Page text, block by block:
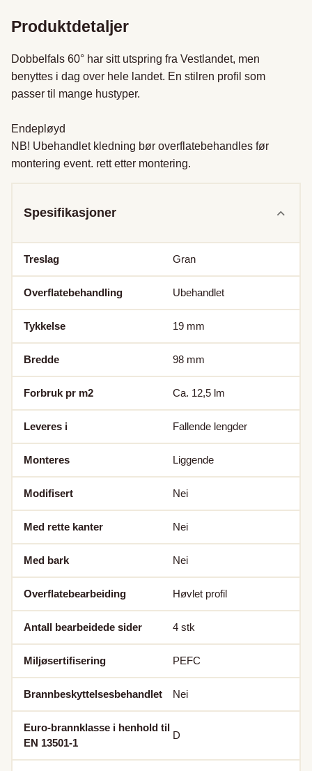
Produktdetaljer
Dobbelfals 60° har sitt utspring fra Vestlandet, men
benyttes i dag over hele landet. En stilren profil som
passer til mange hustyper.
Endepløyd
NB! Ubehandlet kledning bør overflatebehandles før
montering event. rett etter montering.
Spesifikasjoner
Treslag Gran
Overflatebehandling Ubehandlet
Tykkelse 19 mm
Bredde 98 mm
Forbruk pr m2 Ca. 12,5 lm
Leveres i Fallende lengder
Monteres Liggende
Modifisert Nei
Med rette kanter Nei
Med bark Nei
Overflatebearbeiding Høvlet profil
Antall bearbeidede sider 4 stk
Miljøsertifisering PEFC
Brannbeskyttelsesbehandlet Nei
Euro-brannklasse i henhold til
EN 13501-1
D